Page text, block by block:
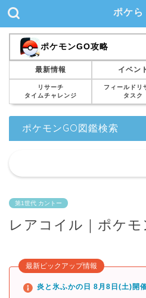
ポケら
ポケモンGO攻略
最新情報 イベン
リサーチ
タイムチャレンジ
フィールドリ
タスク
ポケモンGO図鑑検索
第1世代 カントー
レアコイル｜ポケモ
最新ピックアップ情報
炎と氷ふかの日 8月8日(土)開